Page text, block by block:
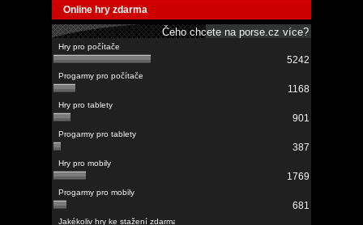
Online hry zdarma
Čeho chcete na porse.cz více?
5242
1168
901
387
1769
681